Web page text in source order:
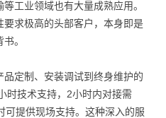
工业领域也有大量成熟应用。
要求极高的头部客户，本身即是
。
品定制、安装调试到终身维护的
时技术支持，2小时内对接需
可提供现场支持。这种深入的服